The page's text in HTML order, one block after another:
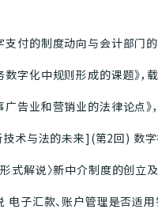
支付的制度动向与会计部门的
数字化中规则形成的课题》
广告业和营销业的法律论点》
技术与法的未来](第2回) 数
形式解说〉新中介制度的创立
电子汇款、账户管理是否适